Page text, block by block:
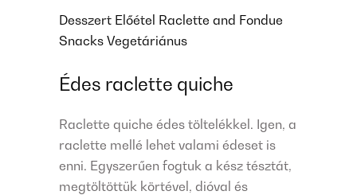
Desszert Előétel Raclette and Fondue
Snacks Vegetáriánus
Édes raclette quiche
Raclette quiche édes töltelékkel. Igen, a
raclette mellé lehet valami édeset is
enni. Egyszerűen fogtuk a kész tésztát,
megtöltöttük körtével, dióval és